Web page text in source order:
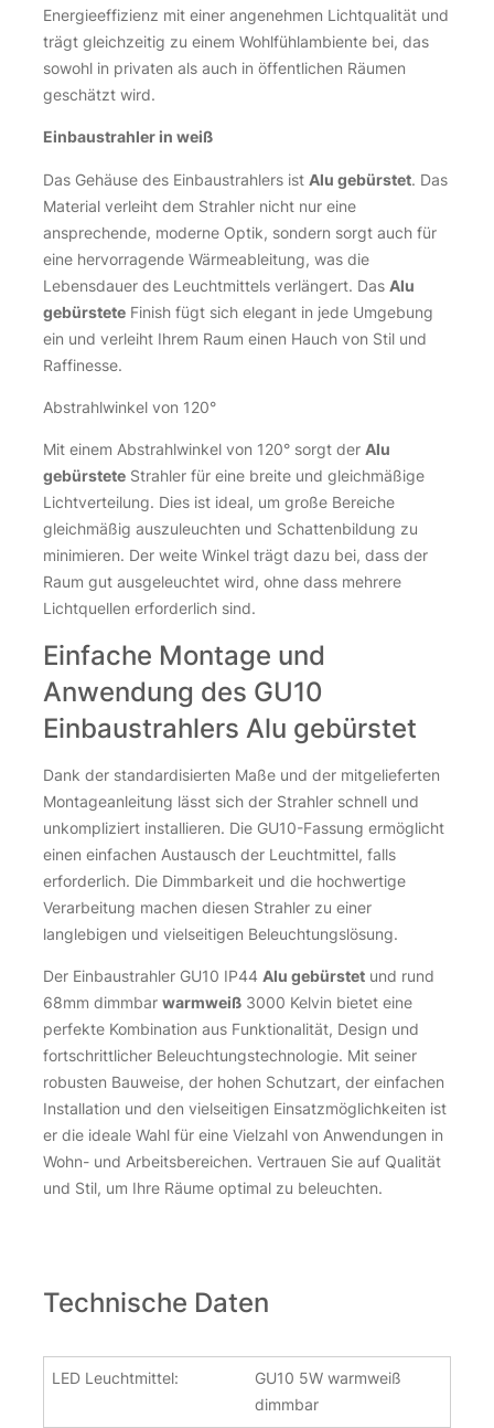
Energieeffizienz mit einer angenehmen Lichtqualität und
trägt gleichzeitig zu einem Wohlfühlambiente bei, das
sowohl in privaten als auch in öffentlichen Räumen
geschätzt wird.
Einbaustrahler in weiß
Das Gehäuse des Einbaustrahlers ist Alu gebürstet. Das
Material verleiht dem Strahler nicht nur eine
ansprechende, moderne Optik, sondern sorgt auch für
eine hervorragende Wärmeableitung, was die
Lebensdauer des Leuchtmittels verlängert. Das Alu
gebürstete Finish fügt sich elegant in jede Umgebung
ein und verleiht Ihrem Raum einen Hauch von Stil und
Raffinesse.
Abstrahlwinkel von 120°
Mit einem Abstrahlwinkel von 120° sorgt der Alu
gebürstete Strahler für eine breite und gleichmäßige
Lichtverteilung. Dies ist ideal, um große Bereiche
gleichmäßig auszuleuchten und Schattenbildung zu
minimieren. Der weite Winkel trägt dazu bei, dass der
Raum gut ausgeleuchtet wird, ohne dass mehrere
Lichtquellen erforderlich sind.
Einfache Montage und
Anwendung des GU10
Einbaustrahlers Alu gebürstet
Dank der standardisierten Maße und der mitgelieferten
Montageanleitung lässt sich der Strahler schnell und
unkompliziert installieren. Die GU10-Fassung ermöglicht
einen einfachen Austausch der Leuchtmittel, falls
erforderlich. Die Dimmbarkeit und die hochwertige
Verarbeitung machen diesen Strahler zu einer
langlebigen und vielseitigen Beleuchtungslösung.
Der Einbaustrahler GU10 IP44 Alu gebürstet und rund
68mm dimmbar warmweiß 3000 Kelvin bietet eine
perfekte Kombination aus Funktionalität, Design und
fortschrittlicher Beleuchtungstechnologie. Mit seiner
robusten Bauweise, der hohen Schutzart, der einfachen
Installation und den vielseitigen Einsatzmöglichkeiten ist
er die ideale Wahl für eine Vielzahl von Anwendungen in
Wohn- und Arbeitsbereichen. Vertrauen Sie auf Qualität
und Stil, um Ihre Räume optimal zu beleuchten.
Technische Daten
LED Leuchtmittel:
GU10 5W warmweiß
dimmbar